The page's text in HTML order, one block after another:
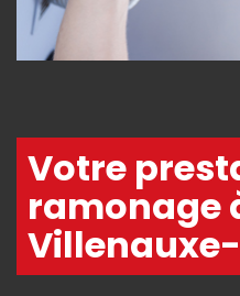
Votre
ramonage